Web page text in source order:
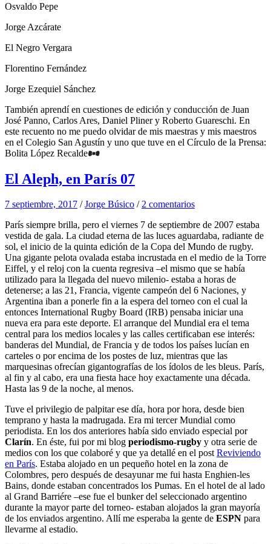
Osvaldo Pepe
Jorge Azcárate
El Negro Vergara
Florentino Fernández
Jorge Ezequiel Sánchez
También aprendí en cuestiones de edición y conducción de Juan
José Panno, Carlos Ares, Daniel Pliner y Roberto Guareschi. En
este recuento no me puedo olvidar de mis maestras y mis maestros
en el Colegio San Agustín y uno que tuve en el Círculo de la Prensa:
Bolita López Recalde
El Aleph, en París 07
7 septiembre, 2017 /Jorge Búsico /2 comentarios
París siempre brilla, pero el viernes 7 de septiembre de 2007 estaba
vestida de gala. La ciudad eterna de las luces aguardaba, radiante de
sol, el inicio de la quinta edición de la Copa del Mundo de rugby.
Una gigante pelota ovalada estaba incrustada en el medio de la Torre
Eiffel, y el reloj con la cuenta regresiva –el mismo que se había
utilizado para la llegada del nuevo milenio- estaba a horas de
detenerse; a las 21, Francia, vigente campeón del 6 Naciones, y
Argentina iban a ponerle fin a la espera del torneo con el cual la
entonces International Rugby Board (IRB) pensaba iniciar una
nueva era para este deporte. El arranque del Mundial era el tema
central para los medios locales y las calles certificaban ese interés:
banderas del Mundial, de Francia y de todos los países lucían en
carteles o por encima de los postes de luz, mientras que las
marquesinas ofrecían gigantografías de los ídolos de les bleus. París,
al fin y al cabo, era una fiesta hace hoy exactamente una década.
Hasta las 9 de la noche, al menos.
Tuve el privilegio de palpitar ese día, hora por hora, desde bien
temprano y hasta la madrugada. Era mi tercer Mundial como
periodista. En los dos anteriores había sido enviado especial por
Clarín. En éste, fui por mi blog periodismo-rugby y otra serie de
medios con los que colaboré y que ya detallé en el postReviviendo
en París. Estaba alojado en un pequeño hotel en la zona de
Colombres, pero después de desayunar me fui hasta Enghien-les
Bains, donde estaban concentrados los Pumas. En el hotel de al lado
al Grand Barriére –ese fue el bunker del seleccionado argentino
durante la mayor parte del torneo- estaban alojados la gran mayoría
de los enviados argentino. Allí me esperaba la gente de ESPN para
llevarme al estadio.